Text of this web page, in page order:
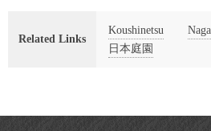
Related Links
Koushinetsu
日本庭園